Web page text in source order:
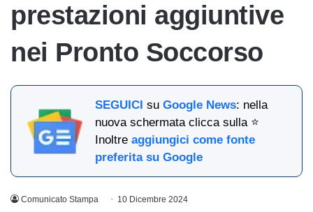
prestazioni aggiuntive
nei Pronto Soccorso
SEGUICI suGoogle News: nella
nuova schermata clicca sulla ⭐
Inoltreaggiungici come fonte
preferita su Google
Comunicato Stampa 10 Dicembre 2024